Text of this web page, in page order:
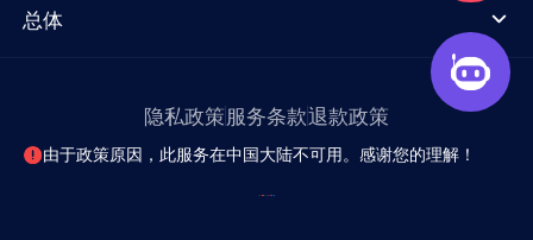
总体
隐私政策服务条款退款政策
由于政策原因，此服务在中国大陆不可用。感谢您的理解！